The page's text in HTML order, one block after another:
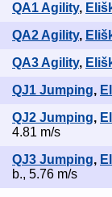
QA1 Agility,
QA2 Agility,
QA3 Agility,
QJ1 Jumping,
QJ2 Jumping,
4.81 m/s
QJ3 Jumping,
b., 5.76 m/s